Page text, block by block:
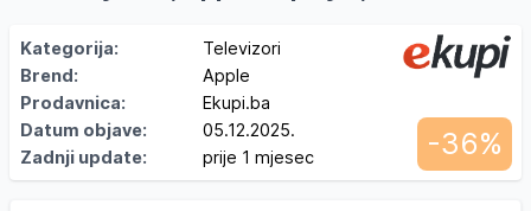
Kategorija:
Televizori
Brend:
Apple
Prodavnica:
Ekupi.ba
Datum objave:
05.12.2025.
Zadnji update:
prije 1 mjesec -36%